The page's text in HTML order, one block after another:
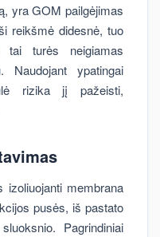
yra GOM pailgėjimas
reikšmė didesnė, tuo
turės neigiamas
Naudojant ypatingai
rizika jį pažeisti,
membrana
pusės, iš pastato
Pagrindiniai